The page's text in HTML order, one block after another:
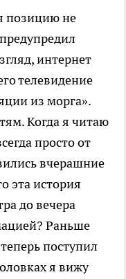
позицию не
интернет
телевидение
из морга».
Когда я читаю
просто от
вчерашние
эта история
до вечера
Раньше
поступил
я вижу